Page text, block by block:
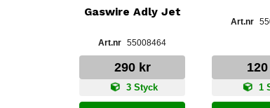
Gaswire Adly Jet
55008464
290 kr
3 Styck 1